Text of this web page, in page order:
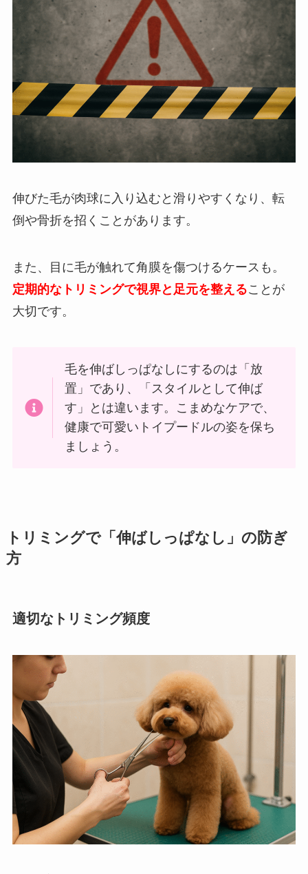
伸びた毛が肉球に入り込むと滑りやすくなり、転
倒や骨折を招くことがあります。
また、目に毛が触れて角膜を傷つけるケースも。
定期的なトリミングで視界と足元を整えることが
大切です。
毛を伸ばしっぱなしにするのは「放
置」であり、「スタイルとして伸ば
す」とは違います。こまめなケアで、
健康で可愛いトイプードルの姿を保ち
ましょう。
トリミングで「伸ばしっぱなし」の防ぎ
方
適切なトリミング頻度